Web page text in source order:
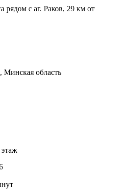
рядом с аг. Раков, 29 км от
Минская область
этаж